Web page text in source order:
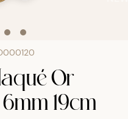
Or
19cm